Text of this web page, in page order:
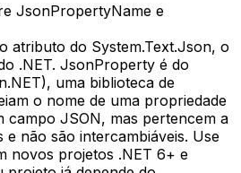
JsonPropertyName e
atributo do System.Text.Json, o
.NET. JsonProperty é do
uma biblioteca de
o nome de uma propriedade
campo JSON, mas pertencem a
e não são intercambiáveis. Use
novos projetos .NET 6+ e